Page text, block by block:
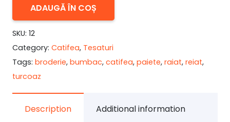
reiata
(raiat)
turcoaz
cu
broderie
ADAUGĂ ÎN COȘ
SKU: 12
Category: Catifea, Tesaturi
Tags: broderie, bumbac, catifea, paiete, raiat, reiat,
turcoaz
Description Additional information